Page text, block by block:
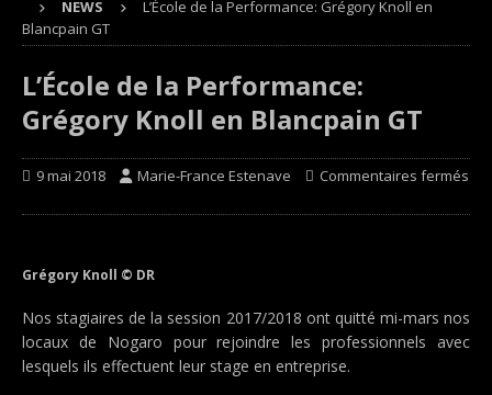
NEWS
L’École de la Performance: Grégory Knoll en
Blancpain GT
L’École de la Performance:
Grégory Knoll en Blancpain GT
9 mai 2018 Marie-France Estenave Commentaires fermés
Grégory Knoll © DR
Nos stagiaires de la session 2017/2018 ont quitté mi-mars nos
locaux de Nogaro pour rejoindre les professionnels avec
lesquels ils effectuent leur stage en entreprise.